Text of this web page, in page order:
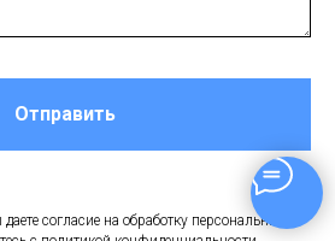
Отправить
согласие на обработку персональных